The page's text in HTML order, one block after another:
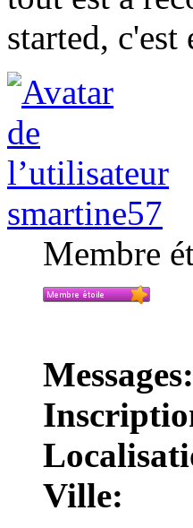
started,
smartine57
Membre
Messages:
Ville: